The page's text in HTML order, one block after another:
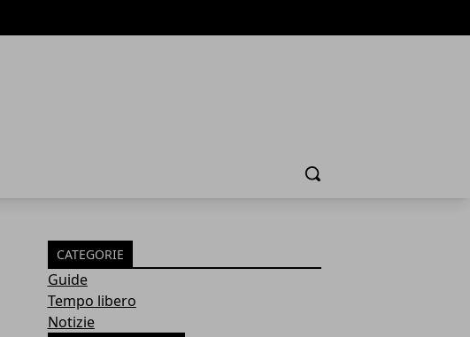
Cerca
CATEGORIE
Guide
Tempo libero
Notizie